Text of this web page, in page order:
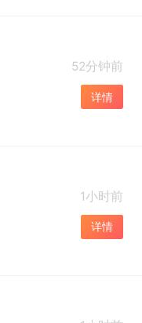
52分钟前
详情
1小时前
详情